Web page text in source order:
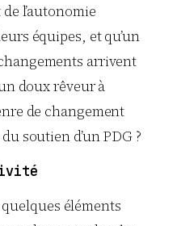
l’autonomie
équipes, et qu’un
arrivent
doux rêveur à
de changement
soutien d’un PDG ?
éléments